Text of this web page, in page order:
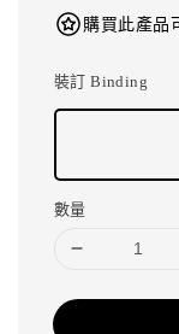
購買此產品
裝訂 Binding
數量